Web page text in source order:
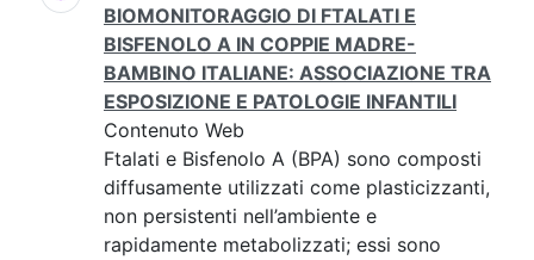
BIOMONITORAGGIO DI FTALATI E
BISFENOLO A IN COPPIE MADRE-
BAMBINO ITALIANE: ASSOCIAZIONE TRA
ESPOSIZIONE E PATOLOGIE INFANTILI
Contenuto Web
Ftalati e Bisfenolo A (BPA) sono composti
diffusamente utilizzati come plasticizzanti,
non persistenti nell’ambiente e
rapidamente metabolizzati; essi sono